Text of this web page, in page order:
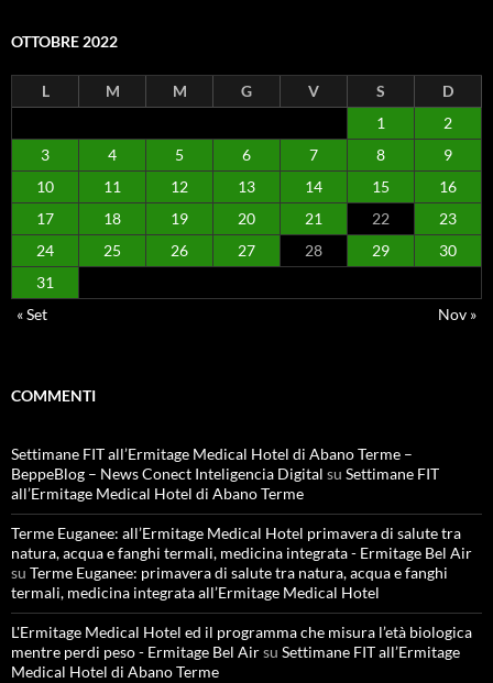
OTTOBRE 2022
L M M G V S
D
1
2
3
4 5 6 7 8
9
10
11 12 13 14 15
16
17
18 19 20 21 22
23
24
25 26 27 28 29
30
31
« Set
Nov »
COMMENTI
Settimane FIT all’Ermitage Medical Hotel di Abano Terme –
BeppeBlog – News Conect Inteligencia Digital su Settimane FIT
all’Ermitage Medical Hotel di Abano Terme
Terme Euganee: all’Ermitage Medical Hotel primavera di salute tra
natura, acqua e fanghi termali, medicina integrata - Ermitage Bel Air
su Terme Euganee: primavera di salute tra natura, acqua e fanghi
termali, medicina integrata all’Ermitage Medical Hotel
L'Ermitage Medical Hotel ed il programma che misura l’età biologica
mentre perdi peso - Ermitage Bel Airsu Settimane FIT all’Ermitage
Medical Hotel di Abano Terme